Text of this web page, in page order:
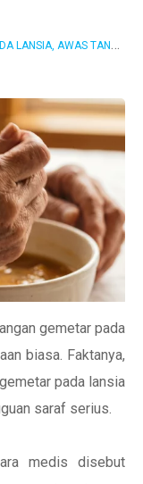
TANDA AWAL PARKINSON!
gemetar pada
biasa. Faktanya,
pada lansia
saraf serius.
medis disebut